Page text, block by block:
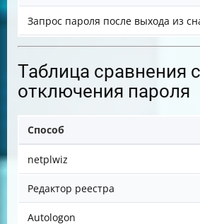
Запрос пароля после выхода из
Таблица сравнения
отключения пароля
Способ
netplwiz
Редактор реестра
Autologon